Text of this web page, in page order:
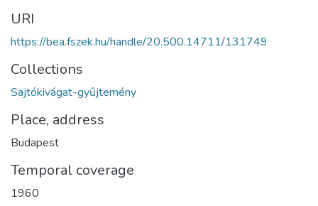
URI
https://bea.fszek.hu/handle/20.500.14711/131749
Collections
Sajtókivágat-gyűjtemény
Place, address
Budapest
Temporal coverage
1960